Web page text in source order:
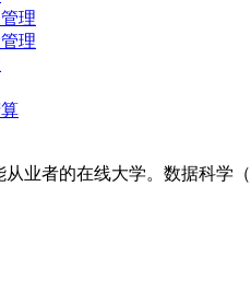
理
理
业者的在线大学。数据科学